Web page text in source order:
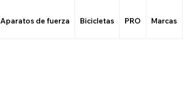
Aparatos de fuerza Bicicletas PRO Marcas